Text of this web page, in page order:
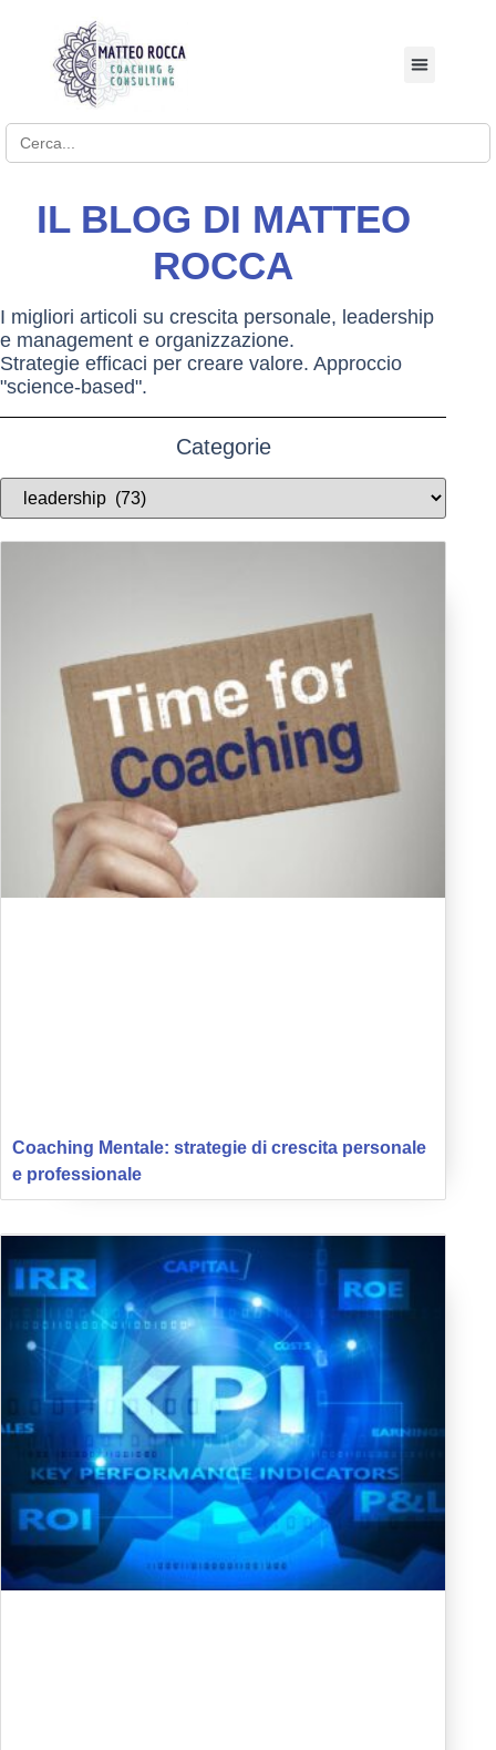
Search for:
IL BLOG DI MATTEO
ROCCA
I migliori articoli su crescita personale, leadership
e management e organizzazione.
Strategie efficaci per creare valore. Approccio
"science-based".
Categorie
Coaching Mentale: strategie di crescita personale
e professionale